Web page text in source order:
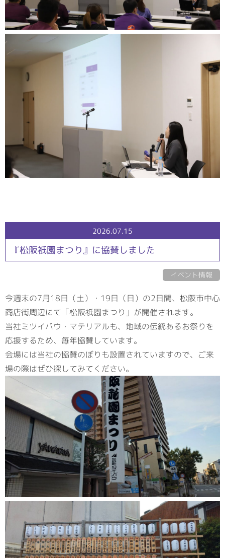
2026.07.15
『松阪祇園まつり』に協賛しました
イベント情報
今週末の7月18日（土）・19日（日）の2日間、松阪市中心
商店街周辺にて「松阪祇園まつり」が開催されます。
当社ミツイバウ・マテリアルも、地域の伝統あるお祭りを
応援するため、毎年協賛しています。
会場には当社の協賛のぼりも設置されていますので、ご来
場の際はぜひ探してみてください。